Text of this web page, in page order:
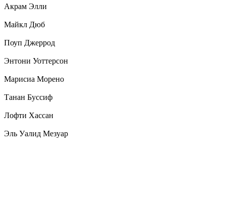
Акрам Элли
Майкл Дюб
Поуп Джеррод
Энтони Уоттерсон
Марисиа Морено
Танан Буссиф
Лофти Хассан
Эль Уалид Мезуар